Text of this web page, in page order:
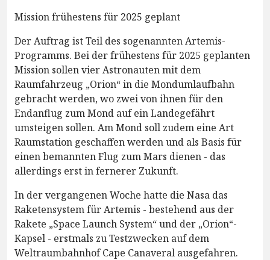
Mission frühestens für 2025 geplant
Der Auftrag ist Teil des sogenannten Artemis-
Programms. Bei der frühestens für 2025 geplanten
Mission sollen vier Astronauten mit dem
Raumfahrzeug „Orion“ in die Mondumlaufbahn
gebracht werden, wo zwei von ihnen für den
Endanflug zum Mond auf ein Landegefährt
umsteigen sollen. Am Mond soll zudem eine Art
Raumstation geschaffen werden und als Basis für
einen bemannten Flug zum Mars dienen - das
allerdings erst in fernerer Zukunft.
In der vergangenen Woche hatte die Nasa das
Raketensystem für Artemis - bestehend aus der
Rakete „Space Launch System“ und der „Orion“-
Kapsel - erstmals zu Testzwecken auf dem
Weltraumbahnhof Cape Canaveral ausgefahren.